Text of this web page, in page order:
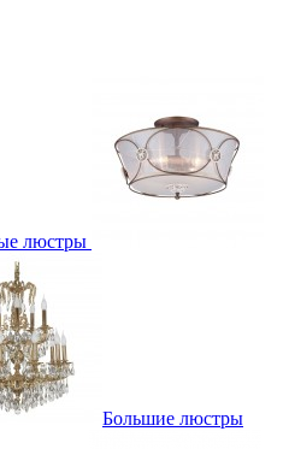
люстры
Большие люстры